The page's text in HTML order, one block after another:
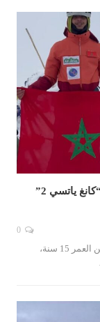
يوسف التازي.. مغربي في سن الـ15 يبلغ قمة “كانغ ياتسي 2”
تمكن المتسلق المغربي اليافع، يوسف التازي، البالغ من العمر 15 سنة،